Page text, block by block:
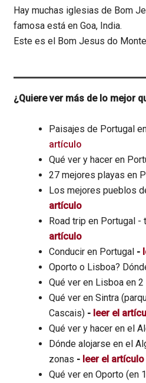
Hay muchas iglesias de Bom
famosa está en Goa, India.
Este es el Bom Jesus do
¿Quiere ver más de lo mejor
Paisajes de Portugal
artículo
Qué ver y hacer en
27 mejores playas en
Los mejores pueblos
artículo
Road trip en Portugal -
artículo
Conducir en Portugal -
Oporto o Lisboa?
Qué ver en Lisboa en
Qué ver en Sintra
Cascais) - leer el
Qué ver y hacer en el
Dónde alojarse en el
zonas - leer el artículo
Qué ver en Oporto (en